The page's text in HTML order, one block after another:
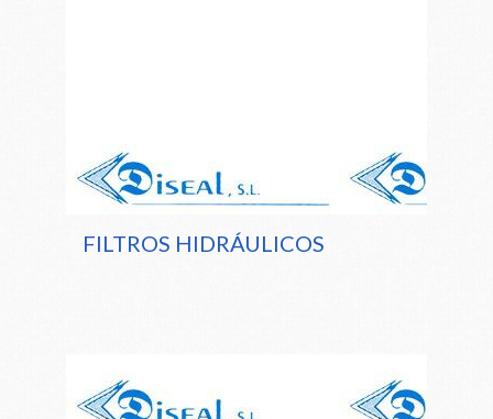
FILTROS HIDRÁULICOS